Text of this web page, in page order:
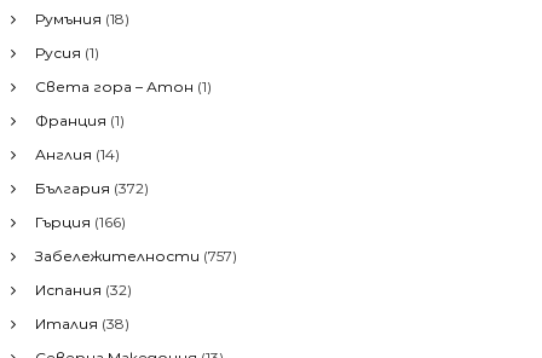
а
Румъния (18)
Русия (1)
Света гора – Атон (1)
Франция (1)
Англия (14)
България (372)
Гърция (166)
Забележителности (757)
Испания (32)
Италия (38)